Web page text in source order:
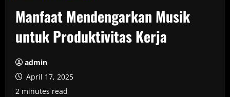
Manfaat Mendengarkan Musik
untuk Produktivitas Kerja
admin
April 17, 2025
2 minutes read